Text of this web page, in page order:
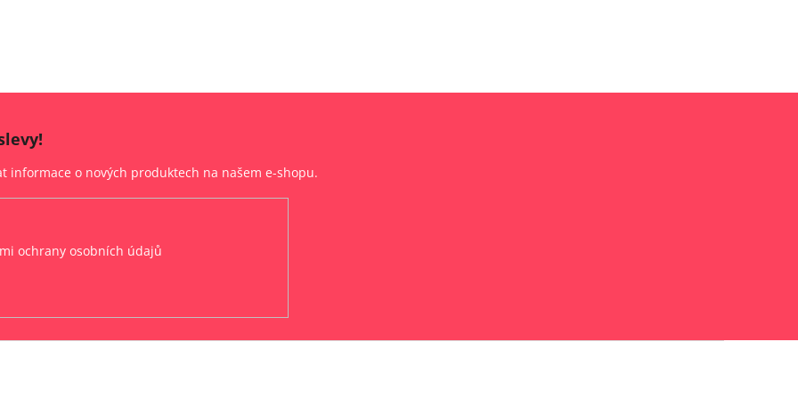
informace o nových produktech na našem e-shopu.
ochrany osobních údajů